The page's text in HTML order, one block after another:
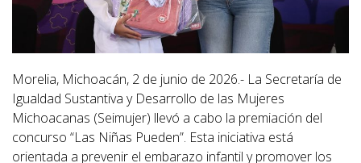
Morelia, Michoacán, 2 de junio de 2026.- La Secretaría de
Igualdad Sustantiva y Desarrollo de las Mujeres
Michoacanas (Seimujer) llevó a cabo la premiación del
concurso “Las Niñas Pueden”. Esta iniciativa está
orientada a prevenir el embarazo infantil y promover los